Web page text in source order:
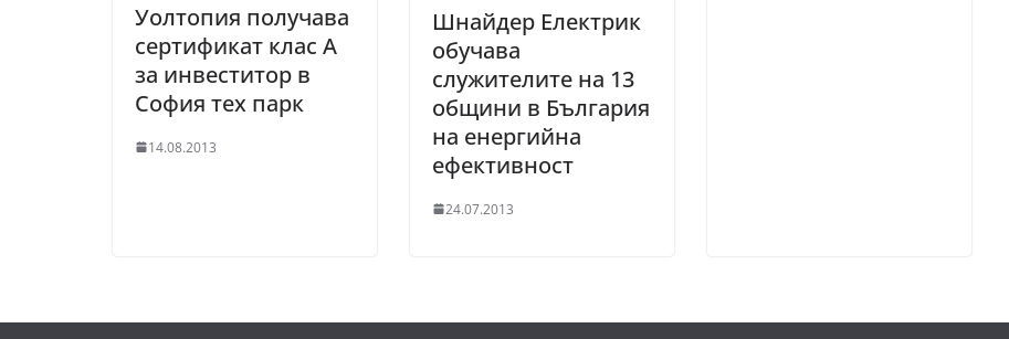
Уолтопия получава
сертификат клас А
за инвеститор в
София тех парк
14.08.2013
Шнайдер Електрик
обучава
служителите на 13
общини в България
на енергийна
ефективност
24.07.2013